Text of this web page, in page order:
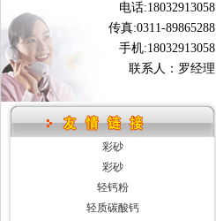
电话:18032913058
传真:0311-89865288
手机:18032913058
联系人：罗经理
彩砂
彩砂
轻钙粉
轻质碳酸钙